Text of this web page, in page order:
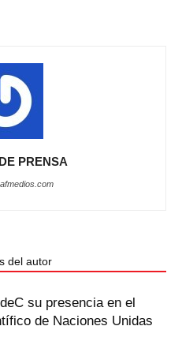
PRENSA
del autor
su presencia en el
de Naciones Unidas